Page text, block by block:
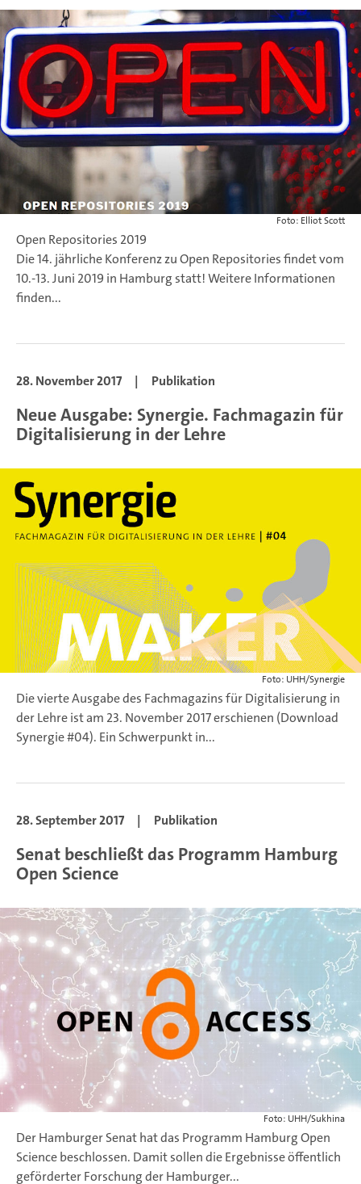
Foto: Elliot Scott
Open Repositories 2019
Die 14. jährliche Konferenz zu Open Repositories findet vom
10.-13. Juni 2019 in Hamburg statt!Weitere Informationen
finden...
28. November 2017 | Publikation
Neue Ausgabe: Synergie. Fachmagazin für
Digitalisierung in der Lehre
Foto: UHH/Synergie
Die vierte Ausgabe des Fachmagazins für Digitalisierung in
der Lehre ist am 23. November 2017 erschienen (Download
Synergie #04). Ein Schwerpunkt in...
28. September 2017 | Publikation
Senat beschließt das Programm Hamburg
Open Science
Foto: UHH/Sukhina
Der Hamburger Senat hat das Programm Hamburg Open
Science beschlossen. Damit sollen die Ergebnisse öffentlich
geförderter Forschung der Hamburger...